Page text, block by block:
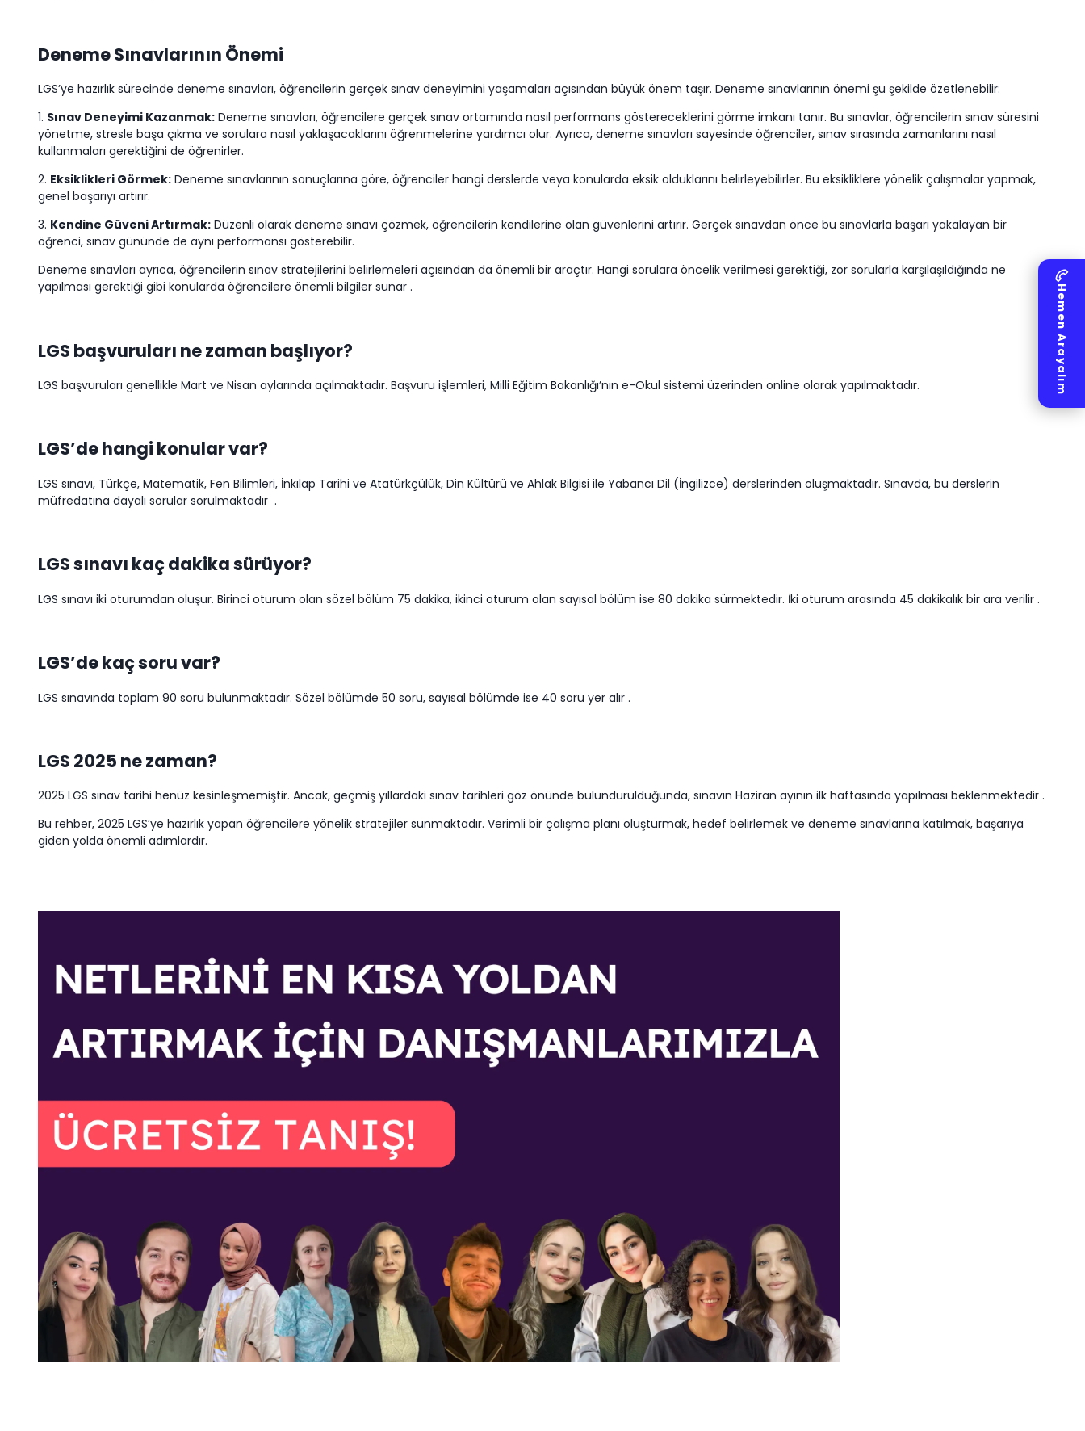
Deneme Sınavlarının Önemi
LGS’ye hazırlık sürecinde deneme sınavları, öğrencilerin gerçek sınav deneyimini yaşamaları açısından büyük önem taşır. Deneme sınavlarının önemi şu şekilde özetlenebilir:
1. Sınav Deneyimi Kazanmak: Deneme sınavları, öğrencilere gerçek sınav ortamında nasıl performans göstereceklerini görme imkanı tanır. Bu sınavlar, öğrencilerin sınav süresini
yönetme, stresle başa çıkma ve sorulara nasıl yaklaşacaklarını öğrenmelerine yardımcı olur. Ayrıca, deneme sınavları sayesinde öğrenciler, sınav sırasında zamanlarını nasıl
kullanmaları gerektiğini de öğrenirler.
2. Eksiklikleri Görmek: Deneme sınavlarının sonuçlarına göre, öğrenciler hangi derslerde veya konularda eksik olduklarını belirleyebilirler. Bu eksikliklere yönelik çalışmalar yapmak,
genel başarıyı artırır.
3. Kendine Güveni Artırmak: Düzenli olarak deneme sınavı çözmek, öğrencilerin kendilerine olan güvenlerini artırır. Gerçek sınavdan önce bu sınavlarla başarı yakalayan bir
öğrenci, sınav gününde de aynı performansı gösterebilir.
Deneme sınavları ayrıca, öğrencilerin sınav stratejilerini belirlemeleri açısından da önemli bir araçtır. Hangi sorulara öncelik verilmesi gerektiği, zor sorularla karşılaşıldığında ne
yapılması gerektiği gibi konularda öğrencilere önemli bilgiler sunar .
LGS başvuruları ne zaman başlıyor?
LGS başvuruları genellikle Mart ve Nisan aylarında açılmaktadır. Başvuru işlemleri, Milli Eğitim Bakanlığı’nın e-Okul sistemi üzerinden online olarak yapılmaktadır.
LGS’de hangi konular var?
LGS sınavı, Türkçe, Matematik, Fen Bilimleri, İnkılap Tarihi ve Atatürkçülük, Din Kültürü ve Ahlak Bilgisi ile Yabancı Dil (İngilizce) derslerinden oluşmaktadır. Sınavda, bu derslerin
müfredatına dayalı sorular sorulmaktadır .
LGS sınavı kaç dakika sürüyor?
LGS sınavı iki oturumdan oluşur. Birinci oturum olan sözel bölüm 75 dakika, ikinci oturum olan sayısal bölüm ise 80 dakika sürmektedir. İki oturum arasında 45 dakikalık bir ara verilir .
LGS’de kaç soru var?
LGS sınavında toplam 90 soru bulunmaktadır. Sözel bölümde 50 soru, sayısal bölümde ise 40 soru yer alır .
LGS 2025 ne zaman?
2025 LGS sınav tarihi henüz kesinleşmemiştir. Ancak, geçmiş yıllardaki sınav tarihleri göz önünde bulundurulduğunda, sınavın Haziran ayının ilk haftasında yapılması beklenmektedir .
Bu rehber, 2025 LGS’ye hazırlık yapan öğrencilere yönelik stratejiler sunmaktadır. Verimli bir çalışma planı oluşturmak, hedef belirlemek ve deneme sınavlarına katılmak, başarıya
giden yolda önemli adımlardır.
Hemen Arayalım